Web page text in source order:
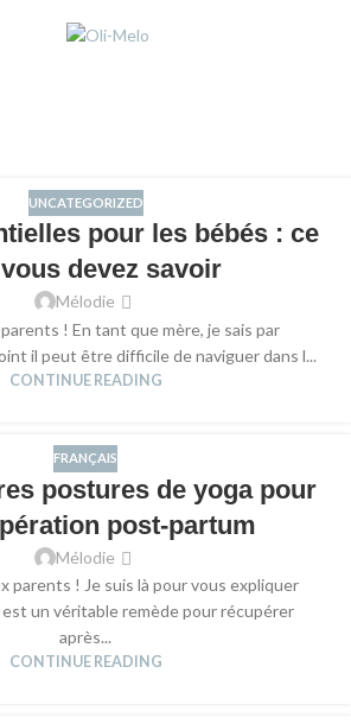
UNCATEGORIZED
pour les bébés : ce
devez savoir
Mélodie
! En tant que mère, je sais par
il peut être difficile de naviguer dans l...
CONTINUE READING
FRANÇAIS
postures de yoga pour
post-partum
Mélodie
parents ! Je suis là pour vous expliquer
un véritable remède pour récupérer
après...
CONTINUE READING